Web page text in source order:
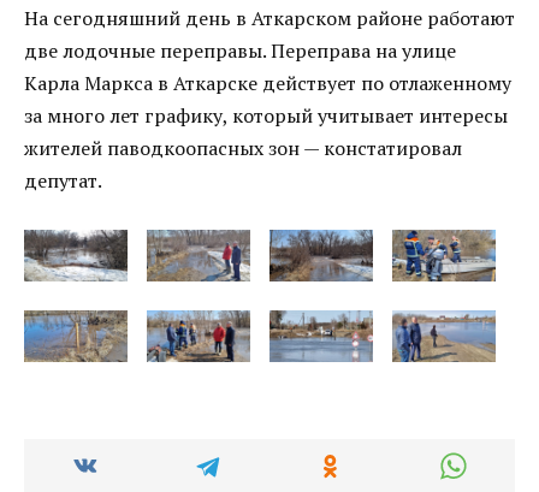
На сегодняшний день в Аткарском районе работают
две лодочные переправы. Переправа на улице
Карла Маркса в Аткарске действует по отлаженному
за много лет графику, который учитывает интересы
жителей паводкоопасных зон — констатировал
депутат.